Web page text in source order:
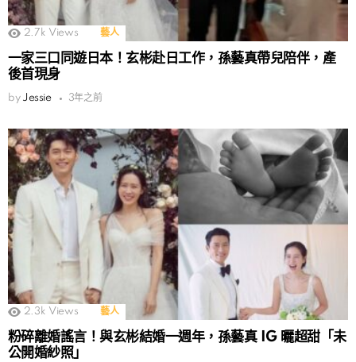
2.7k Views 藝人
一家三口同遊日本！玄彬赴日工作，孫藝真帶兒陪伴，產
後首現身
by Jessie 3年之前
2.3k Views 藝人
粉碎離婚謠言！與玄彬結婚一週年，孫藝真 IG 曬超甜「未
公開婚紗照」